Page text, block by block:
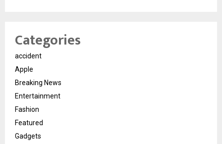
Categories
accident
Apple
Breaking News
Entertainment
Fashion
Featured
Gadgets